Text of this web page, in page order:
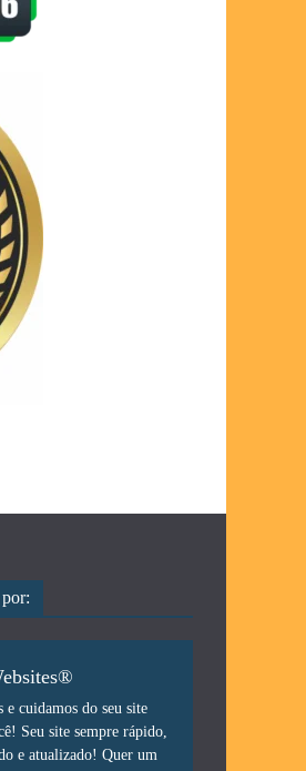
e cuidamos do seu site
Seu site sempre rápido,
e atualizado! Quer um